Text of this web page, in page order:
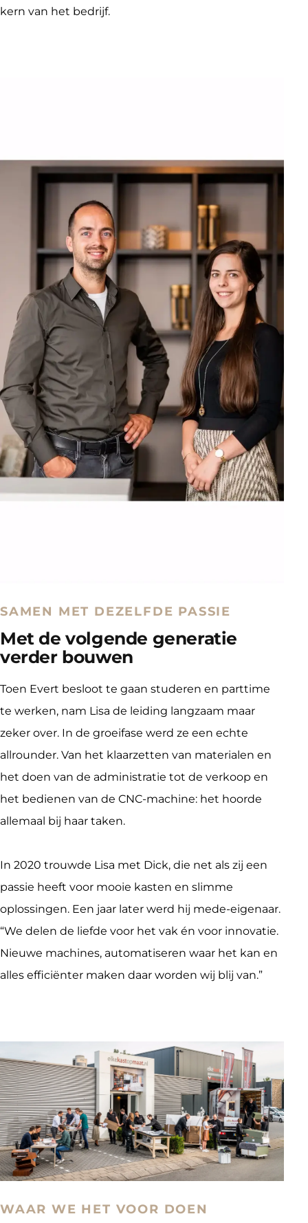
kern van het bedrijf.
SAMEN MET DEZELFDE PASSIE
Met de volgende generatie
verder bouwen
Toen Evert besloot te gaan studeren en parttime
te werken, nam Lisa de leiding langzaam maar
zeker over. In de groeifase werd ze een echte
allrounder. Van het klaarzetten van materialen en
het doen van de administratie tot de verkoop en
het bedienen van de CNC-machine: het hoorde
allemaal bij haar taken.
In 2020 trouwde Lisa met Dick, die net als zij een
passie heeft voor mooie kasten en slimme
oplossingen. Een jaar later werd hij mede-eigenaar.
“We delen de liefde voor het vak én voor innovatie.
Nieuwe machines, automatiseren waar het kan en
alles efficiënter maken daar worden wij blij van.”
WAAR WE HET VOOR DOEN